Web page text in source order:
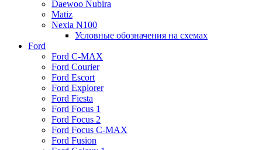
Daewoo Nubira
Matiz
Nexia N100
Условные обозначения на схемах
Ford
Ford C-MAX
Ford Courier
Ford Escort
Ford Explorer
Ford Fiesta
Ford Focus 1
Ford Focus 2
Ford Focus C-MAX
Ford Fusion